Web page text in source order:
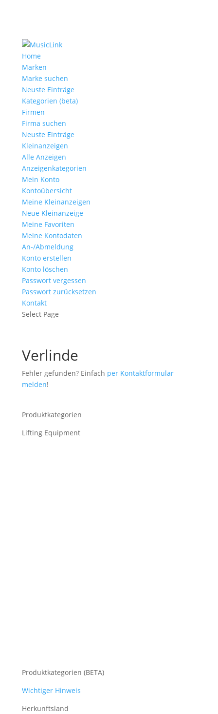
Home
Marken
Marke suchen
Neuste Einträge
Kategorien (beta)
Firmen
Firma suchen
Neuste Einträge
Kleinanzeigen
Alle Anzeigen
Anzeigen­kategorien
Mein Konto
Kontoübersicht
Meine Kleinanzeigen
Neue Kleinanzeige
Meine Favoriten
Meine Kontodaten
An-/Abmeldung
Konto erstellen
Konto löschen
Passwort vergessen
Passwort zurücksetzen
Kontakt
Select Page
Verlinde
Fehler gefunden? Einfach per Kontaktformular
melden!
Produktkategorien
Lifting Equipment
Produktkategorien (BETA)
Wichtiger Hinweis
Herkunftsland